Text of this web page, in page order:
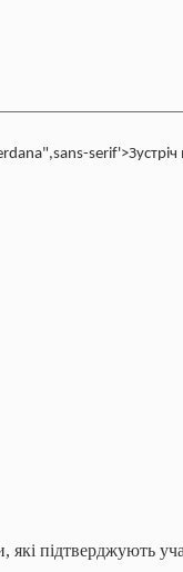
serif'>Зустріч
які підтверджують